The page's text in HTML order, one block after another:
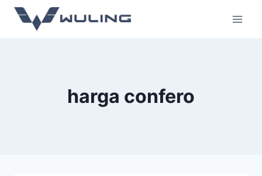
harga confero